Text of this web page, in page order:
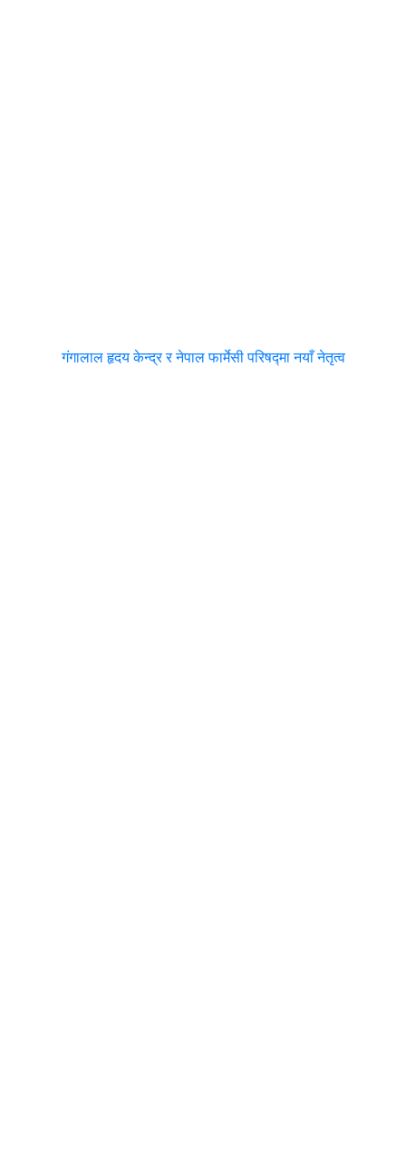
गंगालाल हृदय केन्द्र र नेपाल फार्मेसी परिषद्मा नयाँ नेतृत्व